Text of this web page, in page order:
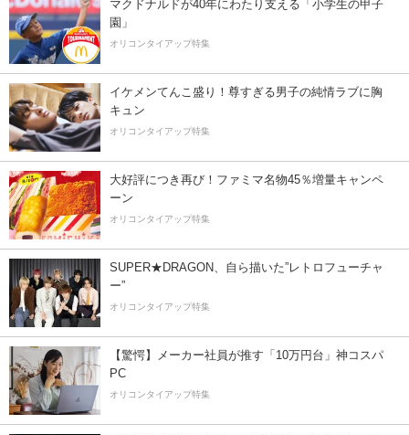
マクドナルドが40年にわたり支える「小学生の甲子
園」
オリコンタイアップ特集
イケメンてんこ盛り！尊すぎる男子の純情ラブに胸
キュン
オリコンタイアップ特集
大好評につき再び！ファミマ名物45％増量キャンペ
ーン
オリコンタイアップ特集
SUPER★DRAGON、自ら描いた”レトロフューチャ
ー”
オリコンタイアップ特集
【驚愕】メーカー社員が推す「10万円台」神コスパ
PC
オリコンタイアップ特集